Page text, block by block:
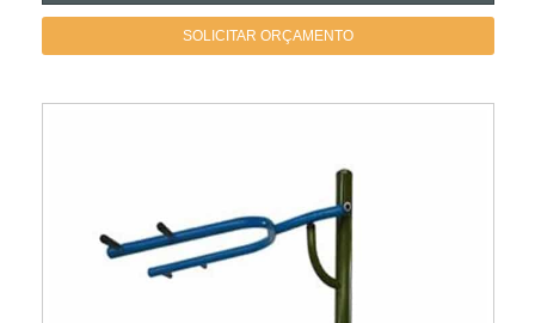
SOLICITAR ORÇAMENTO